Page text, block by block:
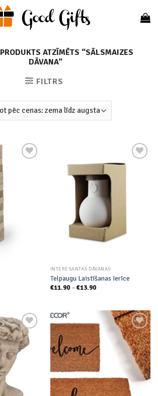
PRODUKTS ATZĪMĒTS “SĀLSMAIZES
DĀVANA”
FILTRS
INTERESANTAS DĀVANAS
Telpaugu Laistīšanas Ierīce
€11.90 –€13.90Price
€13.90
Add to
Add to
wishlist